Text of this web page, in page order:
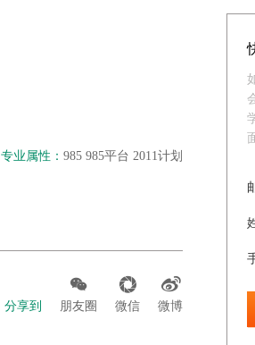
专业属性： 985 985平台 2011计划
分享到

朋友圈

微信

微博